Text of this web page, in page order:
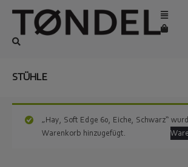
STÜHLE
„Hay, Soft Edge 60, Eiche, Schwarz“
Warenkorb hinzugefügt.